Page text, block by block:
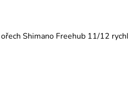
Shimano Freehub 11/12